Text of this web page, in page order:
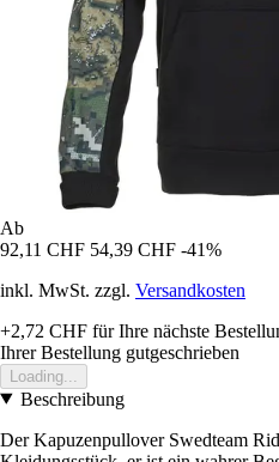
Ab
92,11 CHF 54,39 CHF -41%
inkl. MwSt. zzgl. Versandkosten
+2,72 CHF für Ihre nächste
Ihrer Bestellung gutgeschrieben
Loading...
Beschreibung
Der Kapuzenpullover Swedteam